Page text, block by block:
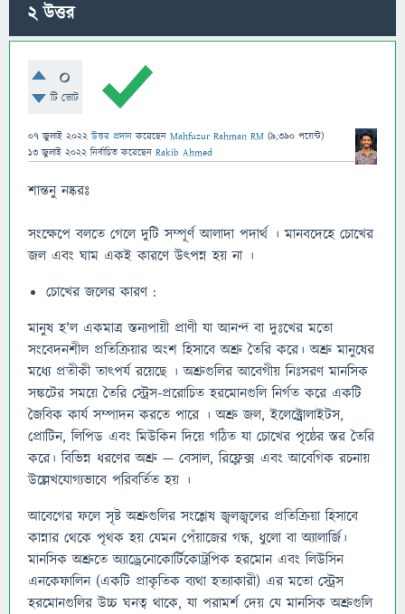
2উত্তর
0
টি ভোট
07 জুলাই 2022 উত্তর প্রদান করেছেন Mahfuzur Rahman RM (9,390 পয়েন্ট)
13 জুলাই 2022 নির্বাচিত করেছেন Rakib Ahmed
শান্তনু নষ্করঃ
সংক্ষেপে বলতে গেলে দুটি সম্পূর্ণ আলাদা পদার্থ । মানবদেহে চোখের
জল এবং ঘাম একই কারণে উৎপন্ন হয় না ।
চোখের জলের কারণ :
মানুষ হ'ল একমাত্র স্তন্যপায়ী প্রাণী যা আনন্দ বা দুঃখের মতো
সংবেদনশীল প্রতিক্রিয়ার অংশ হিসাবে অশ্রু তৈরি করে। অশ্রু মানুষের
মধ্যে প্রতীকী তাত্পর্য রয়েছে । অশ্রুগুলির আবেগীয় নিঃসরণ মানসিক
সঙ্কটের সময়ে তৈরি স্ট্রেস-প্ররোচিত হরমোনগুলি নির্গত করে একটি
জৈবিক কার্য সম্পাদন করতে পারে । অশ্রু জল, ইলেক্ট্রোলাইটস,
প্রোটিন, লিপিড এবং মিউকিন দিয়ে গঠিত যা চোখের পৃষ্ঠের স্তর তৈরি
করে। বিভিন্ন ধরণের অশ্রু — বেসাল, রিফ্লেক্স এবং আবেগিক রচনায়
উল্লেখযোগ্যভাবে পরিবর্তিত হয় ।
আবেগের ফলে সৃষ্ট অশ্রুগুলির সংশ্লেষ জ্বলজ্বলের প্রতিক্রিয়া হিসাবে
কান্নার থেকে পৃথক হয় যেমন পেঁয়াজের গন্ধ, ধুলো বা অ্যালার্জি।
মানসিক অশ্রুতে অ্যাড্রেনোকোর্টিকোট্রপিক হরমোন এবং লিউসিন
এনকেফালিন (একটি প্রাকৃতিক ব্যথা হত্যাকারী) এর মতো স্ট্রেস
হরমোনগুলির উচ্চ ঘনত্ব থাকে, যা পরামর্শ দেয় যে মানসিক অশ্রুগুলি